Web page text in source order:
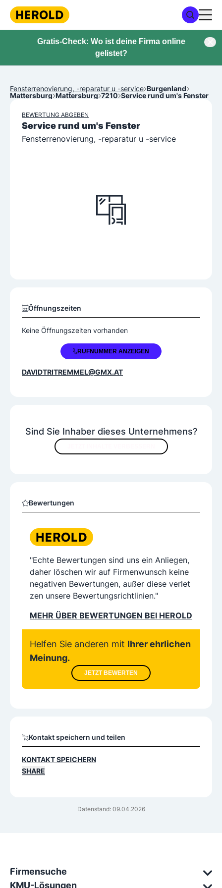
Gratis-Check: Wo ist deine Firma online
gelistet?
Fensterrenovierung, -reparatur u -service Burgenland
Mattersburg Mattersburg 7210 Service rund um's Fenster
BEWERTUNG ABGEBEN
Service rund um's Fenster
Fensterrenovierung, -reparatur u -service
Sind Sie Inhaber dieses Unternehmens?
Bewertungen
"Echte Bewertungen sind uns ein Anliegen,
daher löschen wir auf Firmenwunsch keine
negativen Bewertungen, außer diese verlet
zen unsere Bewertungsrichtlinien."
MEHR ÜBER BEWERTUNGEN BEI HEROLD
Helfen Sie anderen mit Ihrer ehrlichen
Meinung.
JETZT BEWERTEN
Datenstand: 09.04.2026
Öffnungszeiten
Keine Öffnungszeiten vorhanden
+43 650 6690408RUFNUMMER ANZEIGEN
DAVIDTRITREMMEL@GMX.AT
Kontakt speichern und teilen
KONTAKT SPEICHERN
SHARE
Firmensuche
KMU-Lösungen